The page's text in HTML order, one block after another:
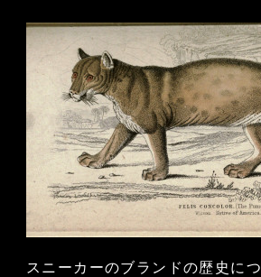
スニーカーのブランドの歴史に